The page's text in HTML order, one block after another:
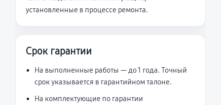
установленные в процессе ремонта.
Срок гарантии
На выполненные работы — до 1 года. Точный
срок указывается в гарантийном талоне.
На комплектующие по гарантии